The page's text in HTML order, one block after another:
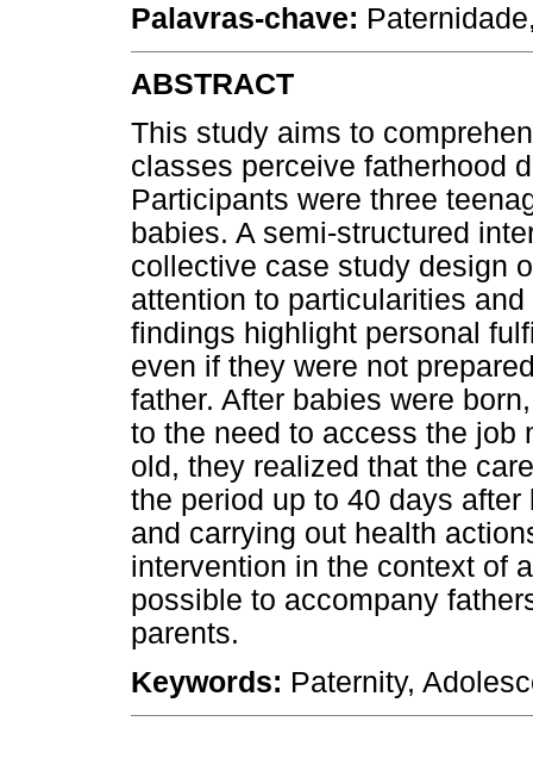
Palavras-chave:
ABSTRACT
This study aims to
classes perceive fatherhood
Participants were three
babies. A semi-structured
collective case study design
attention to particularities
findings highlight personal
even if they were not
father. After babies were
to the need to access the job
old, they realized that the
the period up to 40 days
and carrying out health
intervention in the context of
possible to accompany
parents.
Keywords: Paternity,